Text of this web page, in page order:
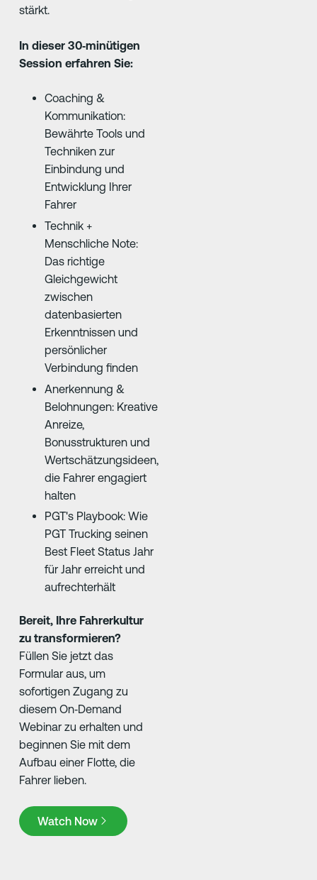
stärkt.
In dieser 30‑minütigen
Session erfahren Sie:
Coaching &
Kommunikation:
Bewährte Tools und
Techniken zur
Einbindung und
Entwicklung Ihrer
Fahrer
Technik +
Menschliche Note:
Das richtige
Gleichgewicht
zwischen
datenbasierten
Erkenntnissen und
persönlicher
Verbindung finden
Anerkennung &
Belohnungen: Kreative
Anreize,
Bonusstrukturen und
Wertschätzungsideen,
die Fahrer engagiert
halten
PGT's Playbook: Wie
PGT Trucking seinen
Best Fleet Status Jahr
für Jahr erreicht und
aufrechterhält
Bereit, Ihre Fahrerkultur
zu transformieren?
Füllen Sie jetzt das
Formular aus, um
sofortigen Zugang zu
diesem On‑Demand
Webinar zu erhalten und
beginnen Sie mit dem
Aufbau einer Flotte, die
Fahrer lieben.
Watch Now
Watch Now